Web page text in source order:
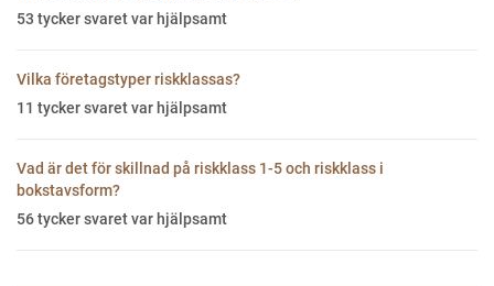
53 tycker svaret var hjälpsamt
Vilka företagstyper riskklassas?
11 tycker svaret var hjälpsamt
Vad är det för skillnad på riskklass 1-5 och riskklass i
bokstavsform?
56tycker svaret var hjälpsamt